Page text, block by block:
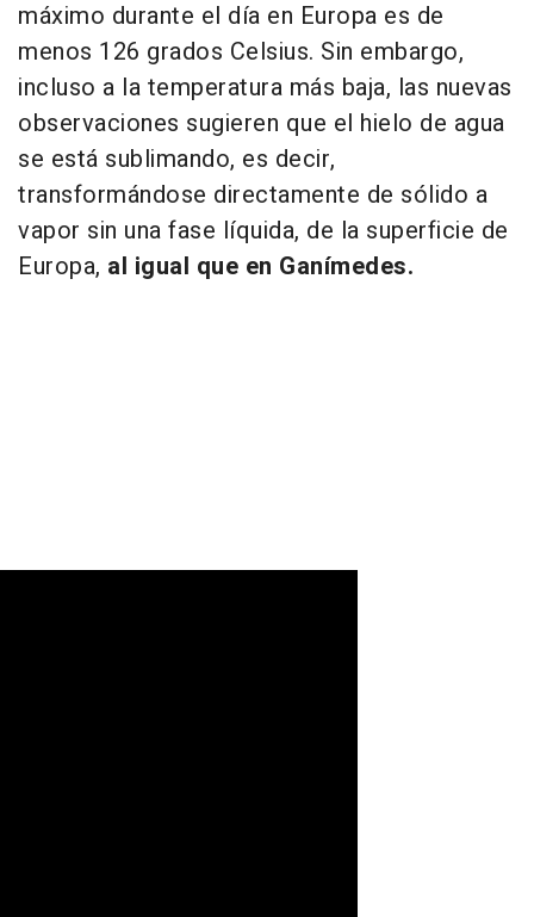
máximo durante el día en Europa es de
menos 126 grados Celsius. Sin embargo,
incluso a la temperatura más baja, las nuevas
observaciones sugieren que el hielo de agua
se está sublimando, es decir,
transformándose directamente de sólido a
vapor sin una fase líquida, de la superficie de
Europa, al igual que en Ganímedes.